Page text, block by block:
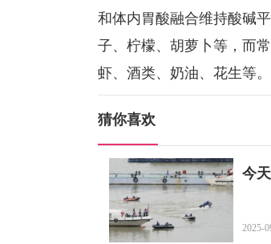
和体内胃酸融合维持酸碱
子、柠檬、胡萝卜等，而
虾、酒类、奶油、花生等。
猜你喜欢
今
2025-